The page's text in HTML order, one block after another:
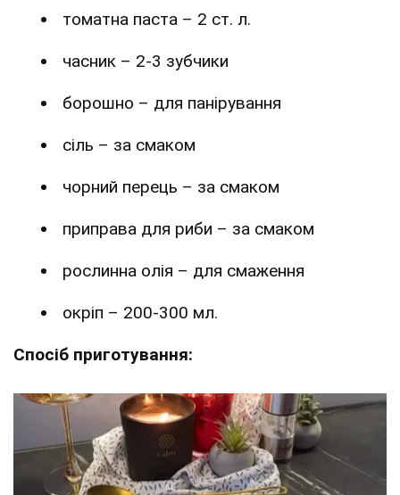
томатна паста – 2 ст. л.
часник – 2-3 зубчики
борошно – для панірування
сіль – за смаком
чорний перець – за смаком
приправа для риби – за смаком
рослинна олія – для смаження
окріп – 200-300 мл.
Спосіб приготування: